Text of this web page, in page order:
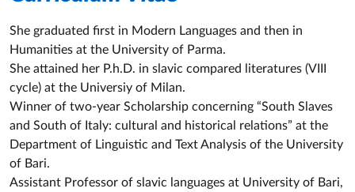
She graduated first in Modern Languages and then in
Humanities at the University of Parma.
She attained her P.h.D. in slavic compared literatures (VIII
cycle) at the Universiy of Milan.
Winner of two-year Scholarship concerning “South Slaves
and South of Italy: cultural and historical relations” at the
Department of Linguistic and Text Analysis of the University
of Bari.
Assistant Professor of slavic languages at University of Bari,